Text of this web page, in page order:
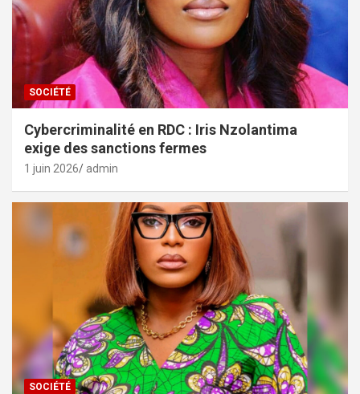
SOCIÉTÉ
Cybercriminalité en RDC : Iris Nzolantima
exige des sanctions fermes
1 juin 2026 admin
SOCIÉTÉ